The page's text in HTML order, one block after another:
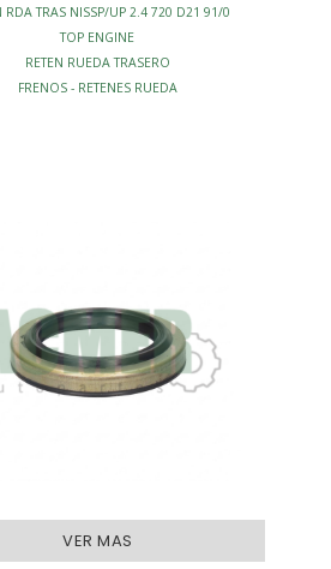
RDA TRAS NISSP/UP 2.4 720 D21 91/0
TOP ENGINE
RETEN RUEDA TRASERO
FRENOS - RETENES RUEDA
VER MAS